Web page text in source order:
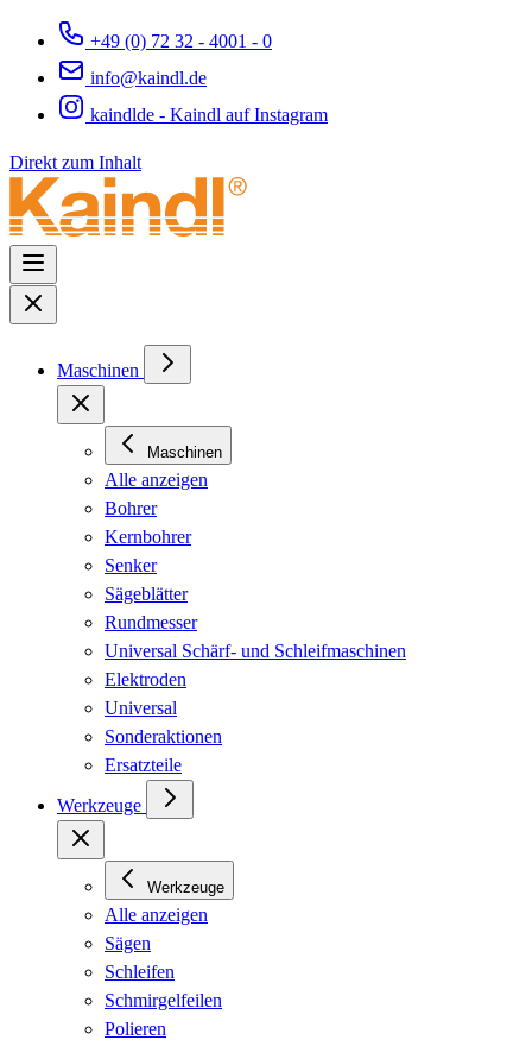
+49 (0) 72 32 - 4001 - 0
info@kaindl.de
kaindlde - Kaindl auf Instagram
Direkt zum Inhalt
Maschinen
Maschinen
Alle anzeigen
Bohrer
Kernbohrer
Senker
Sägeblätter
Rundmesser
Universal Schärf- und Schleifmaschinen
Elektroden
Universal
Sonderaktionen
Ersatzteile
Werkzeuge
Werkzeuge
Alle anzeigen
Sägen
Schleifen
Schmirgelfeilen
Polieren